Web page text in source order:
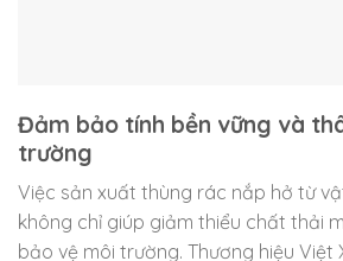
Đảm bảo tính bền vững và
trường
Việc sản xuất thùng rác nắp hở từ
không chỉ giúp giảm thiểu chất thải
bảo vệ môi trường. Thương hiệu Việt